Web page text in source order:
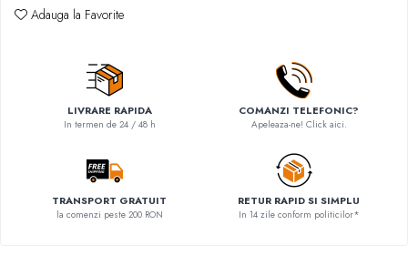
Adauga la Favorite
LIVRARE RAPIDA
In termen de 24 / 48 h
COMANZI TELEFONIC?
Apeleaza-ne! Click aici.
TRANSPORT GRATUIT
la comenzi peste 200 RON
RETUR RAPID SI SIMPLU
In 14 zile conform politicilor*